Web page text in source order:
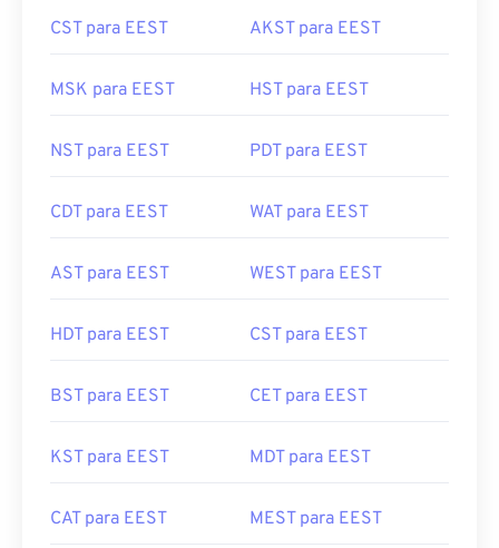
CST para EEST AKST para EEST
MSK para EEST HST para EEST
NST para EEST PDT para EEST
CDT para EEST WAT para EEST
AST para EEST WEST para EEST
HDT para EEST CST para EEST
BST para EEST CET para EEST
KST para EEST MDT para EEST
CAT para EEST MEST para EEST